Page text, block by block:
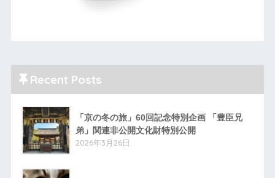
Recent Posts
「京の冬の旅」60回記念特別企画 「豊臣兄
弟」関連非公開文化財特別公開
2026年3月26日